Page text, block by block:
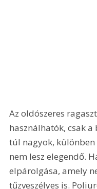
Az oldószeres
használhatók, csak
túl nagyok,
nem lesz elegendő.
elpárolgása, amely
tűzveszélyes is.